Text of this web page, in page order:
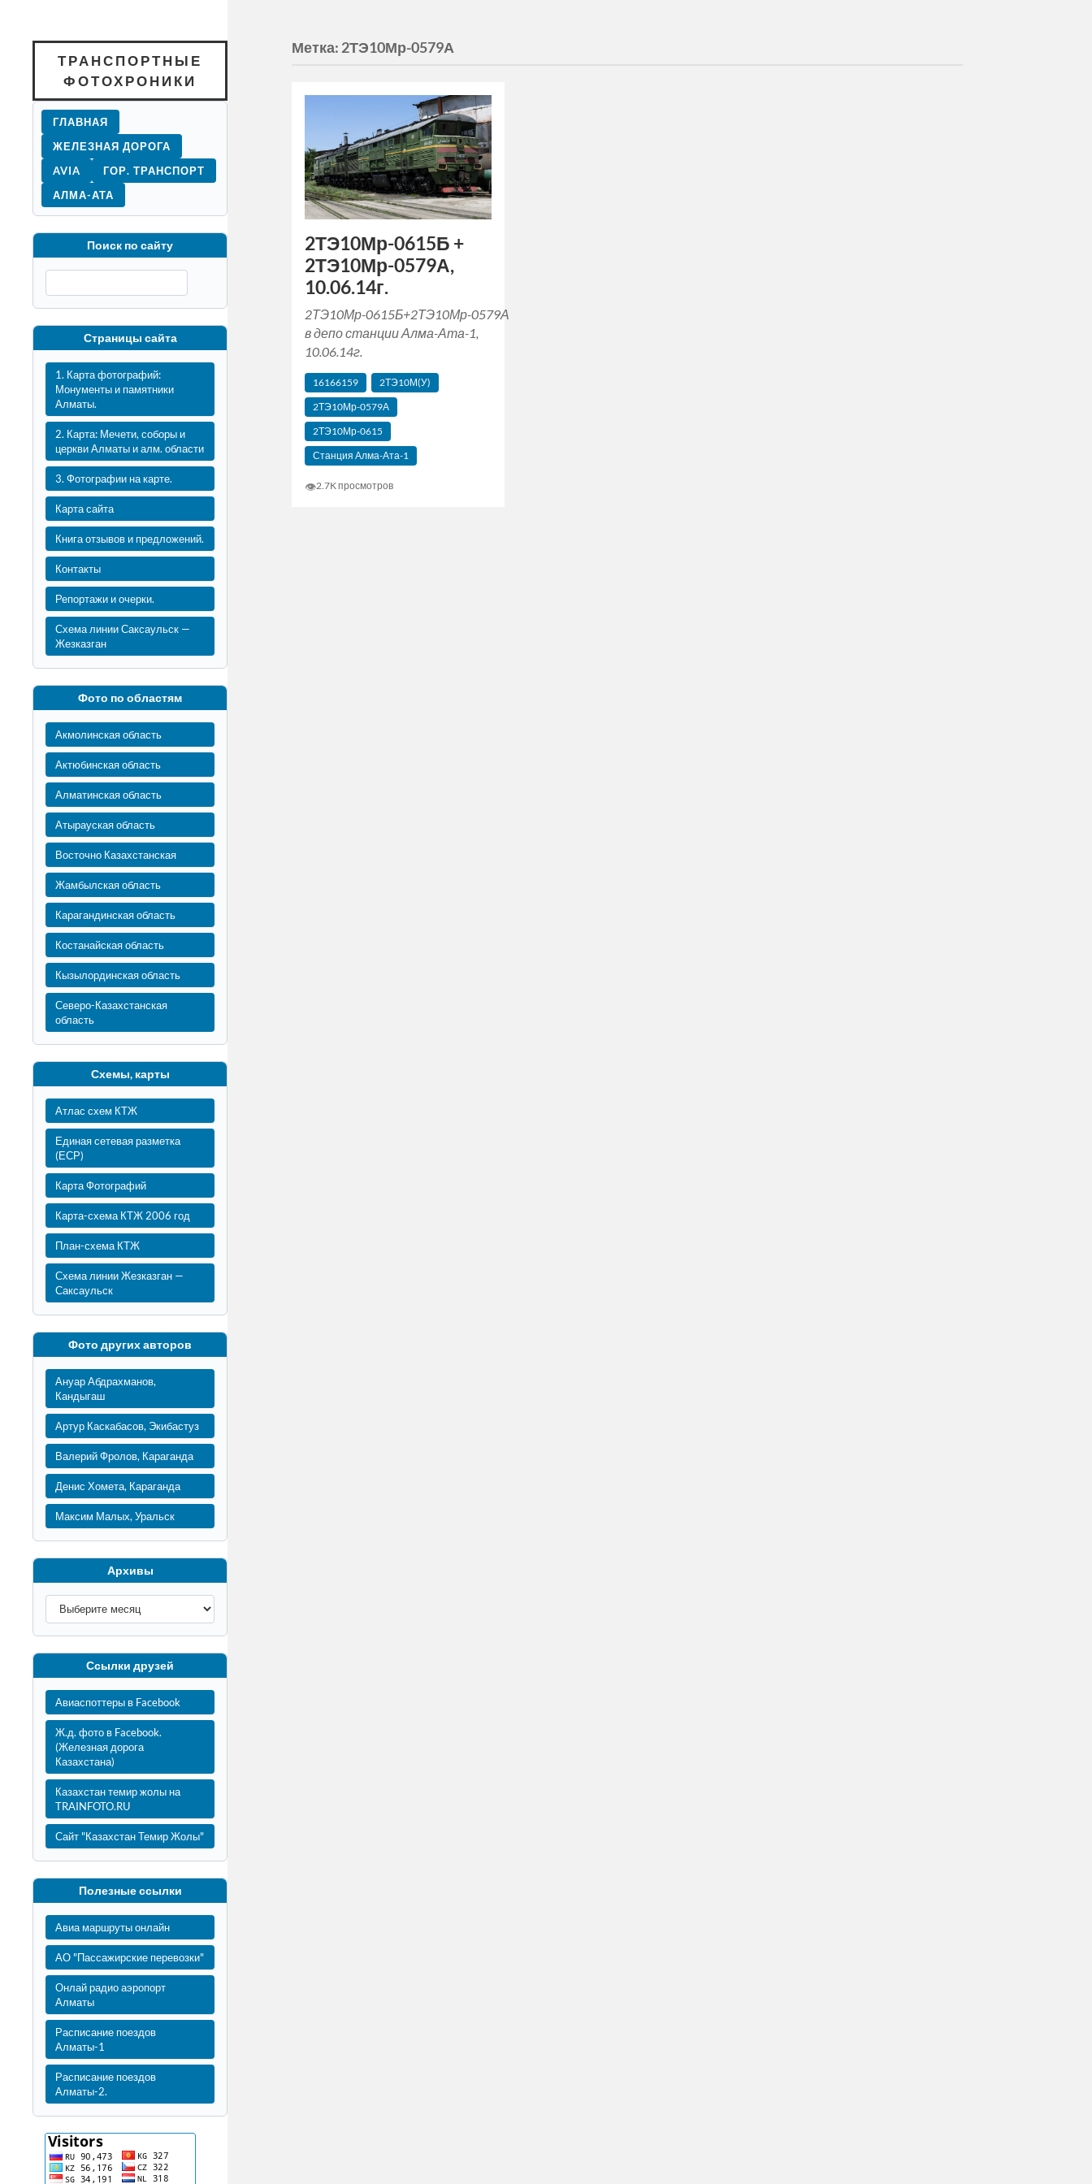
ТРАНСПОРТНЫЕ
ФОТОХРОНИКИ
ГЛАВНАЯ
ЖЕЛЕЗНАЯ ДОРОГА
AVIA
ГОР. ТРАНСПОРТ
АЛМА-АТА
Поиск по сайту
Страницы сайта
1. Карта фотографий:
Монументы и памятники
Алматы.
2. Карта: Мечети, соборы и
церкви Алматы и алм. области
3. Фотографии на карте.
Карта сайта
Книга отзывов и предложений.
Контакты
Репортажи и очерки.
Схема линии Саксаульск —
Жезказган
Фото по областям
Акмолинская область
Актюбинская область
Алматинская область
Атырауская область
Восточно Казахстанская
Жамбылская область
Карагандинская область
Костанайская область
Кызылординская область
Северо-Казахстанская
область
Схемы, карты
Атлас схем КТЖ
Единая сетевая разметка
(ЕСР)
Карта Фотографий
Карта-схема КТЖ 2006 год
План-схема КТЖ
Схема линии Жезказган —
Саксаульск
Фото других авторов
Ануар Абдрахманов,
Кандыгаш
Артур Каскабасов, Экибастуз
Валерий Фролов, Караганда
Денис Хомета, Караганда
Максим Малых, Уральск
Архивы
Ссылки друзей
Авиаспоттеры в Facebook
Ж.д. фото в Facebook.
(Железная дорога
Казахстана)
Казахстан темир жолы на
TRAINFOTO.RU
Сайт "Казахстан Темир Жолы"
Полезные ссылки
Авиа маршруты онлайн
АО "Пассажирские перевозки"
Онлай радио аэропорт
Алматы
Расписание поездов
Алматы-1
Расписание поездов
Алматы-2.
Метка:2ТЭ10Мр-0579А
2ТЭ10Мр-0615Б +
2ТЭ10Мр-0579А,
10.06.14г.
2ТЭ10Мр-0615Б+2ТЭ10Мр-0579А
в депо станции Алма-Ата-1,
10.06.14г.
16166159
2ТЭ10М(У)
2ТЭ10Мр-0579А
2ТЭ10Мр-0615
Станция Алма-Ата-1
👁2.7K просмотров